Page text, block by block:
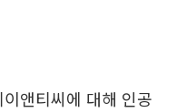
앤티씨에 대해 인공